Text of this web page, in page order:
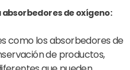
de oxígeno:
como los absorbedores de
de productos,